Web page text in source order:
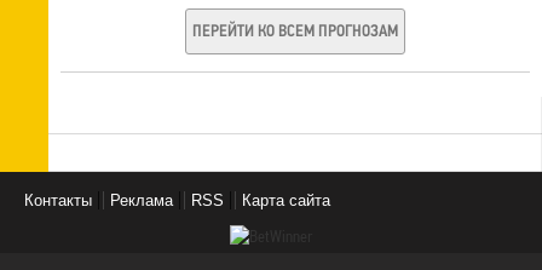
ПЕРЕЙТИ КО ВСЕМ ПРОГНОЗАМ
Контакты Реклама RSS Карта сайта